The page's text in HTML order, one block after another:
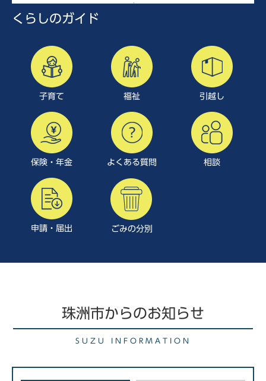
くらしのガイド
子育て 福祉 引越し
保険・年金 よくある質問 相談
申請・届出 ごみの分別
珠洲市からのお知らせ
SUZU INFORMATION